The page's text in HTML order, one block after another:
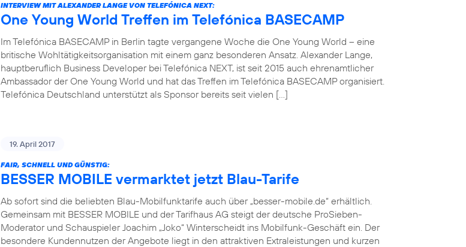
INTERVIEW MIT ALEXANDER LANGE VON TELEFÓNICA NEXT:
One Young World Treffen im Telefónica BASECAMP
Im Telefónica BASECAMP in Berlin tagte vergangene Woche die One Young World – eine
britische Wohltätigkeitsorganisation mit einem ganz besonderen Ansatz. Alexander Lange,
hauptberuflich Business Developer bei Telefónica NEXT, ist seit 2015 auch ehrenamtlicher
Ambassador der One Young World und hat das Treffen im Telefónica BASECAMP organisiert.
Telefónica Deutschland unterstützt als Sponsor bereits seit vielen […]
19. April 2017
FAIR, SCHNELL UND GÜNSTIG:
BESSER MOBILE vermarktet jetzt Blau-Tarife
Ab sofort sind die beliebten Blau-Mobilfunktarife auch über „besser-mobile.de“ erhältlich.
Gemeinsam mit BESSER MOBILE und der Tarifhaus AG steigt der deutsche ProSieben-
Moderator und Schauspieler Joachim „Joko“ Winterscheidt ins Mobilfunk-Geschäft ein. Der
besondere Kundennutzen der Angebote liegt in den attraktiven Extraleistungen und kurzen